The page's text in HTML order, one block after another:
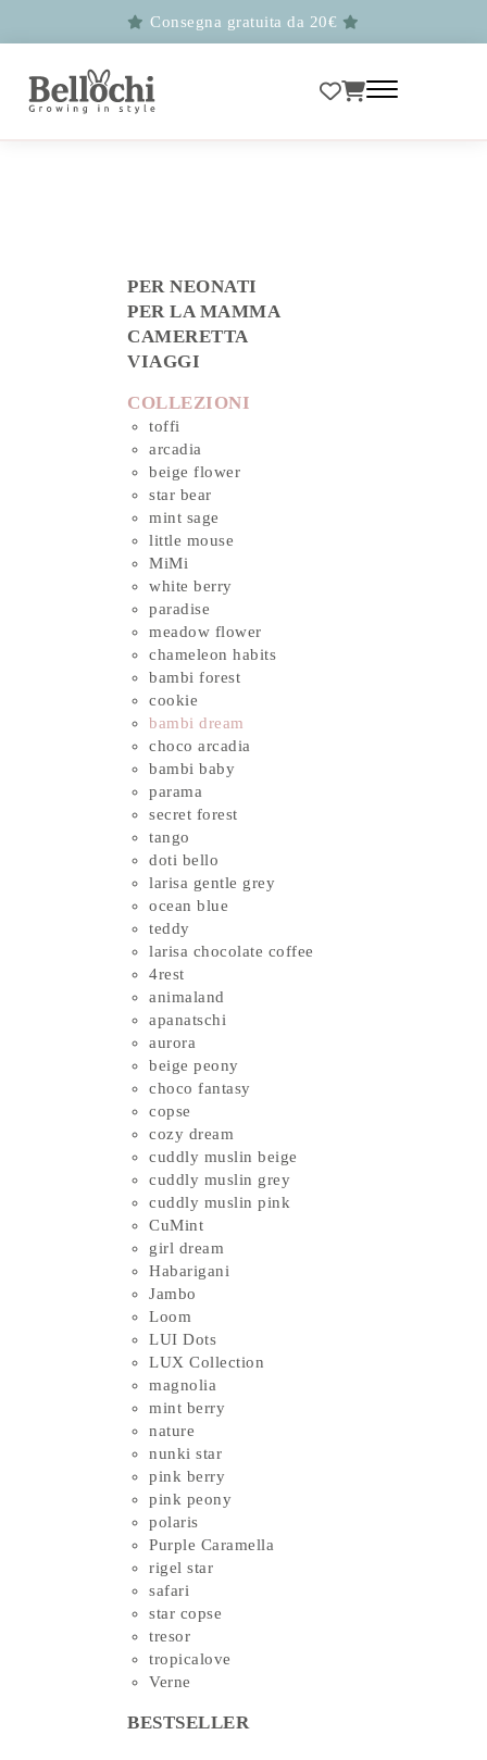
Consegna gratuita da 20€
PER NEONATI
PER LA MAMMA
CAMERETTA
VIAGGI
COLLEZIONI
toffi
arcadia
beige flower
star bear
mint sage
little mouse
MiMi
white berry
paradise
meadow flower
chameleon habits
bambi forest
cookie
bambi dream
choco arcadia
bambi baby
parama
secret forest
tango
doti bello
larisa gentle grey
ocean blue
teddy
larisa chocolate coffee
4rest
animaland
apanatschi
aurora
beige peony
choco fantasy
copse
cozy dream
cuddly muslin beige
cuddly muslin grey
cuddly muslin pink
CuMint
girl dream
Habarigani
Jambo
Loom
LUI Dots
LUX Collection
magnolia
mint berry
nature
nunki star
pink berry
pink peony
polaris
Purple Caramella
rigel star
safari
star copse
tresor
tropicalove
Verne
BESTSELLER